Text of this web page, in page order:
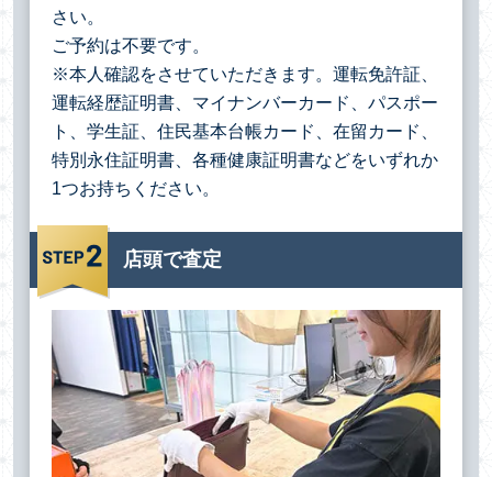
さい。
ご予約は不要です。
※本人確認をさせていただきます。運転免許証、
運転経歴証明書、マイナンバーカード、パスポー
ト、学生証、住民基本台帳カード、在留カード、
特別永住証明書、各種健康証明書などをいずれか
1つお持ちください。
店頭で査定